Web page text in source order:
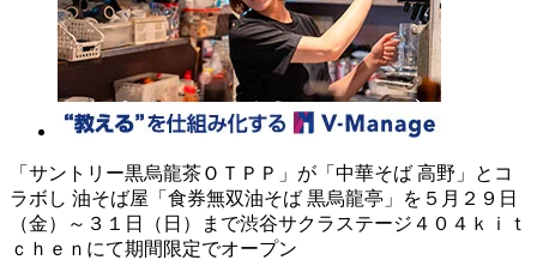
「サントリー黒烏龍茶ＯＴＰＰ」が「中華そば 高野」とコ
ラボし 油そば屋「食券無双油そば 黒烏龍亭」を５月２９日
（金）～３１日（日）まで渋谷サクラステージ４０４ｋｉｔ
ｃｈｅｎにて期間限定でオープン